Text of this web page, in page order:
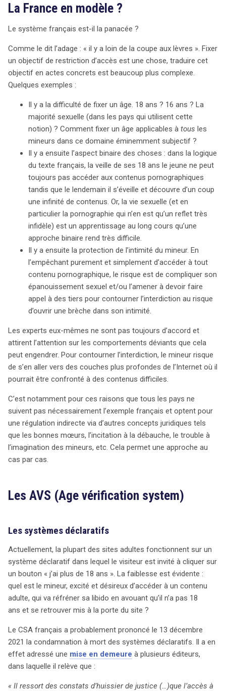
La France en modèle ?
Le système français est-il la panacée ?
Comme le dit l’adage : « il y a loin de la coupe aux lèvres ». Fixer
un objectif de restriction d’accès est une chose, traduire cet
objectif en actes concrets est beaucoup plus complexe.
Quelques exemples :
Il y a la difficulté de fixer un âge. 18 ans ? 16 ans ? La
majorité sexuelle (dans les pays qui utilisent cette
notion) ? Comment fixer un âge applicables à tous les
mineurs dans ce domaine éminemment subjectif ?
Il y a ensuite l’aspect binaire des choses : dans la logique
du texte français, la veille de ses 18 ans le jeune ne peut
toujours pas accéder aux contenus pornographiques
tandis que le lendemain il s’éveille et découvre d’un coup
une infinité de contenus. Or, la vie sexuelle (et en
particulier la pornographie qui n’en est qu’un reflet très
infidèle) est un apprentissage au long cours qu’une
approche binaire rend très difficile.
Il y a ensuite la protection de l’intimité du mineur. En
l’empêchant purement et simplement d’accéder à tout
contenu pornographique, le risque est de compliquer son
épanouissement sexuel et/ou l’amener à devoir faire
appel à des tiers pour contourner l’interdiction au risque
d’ouvrir une brèche dans son intimité.
Les experts eux-mêmes ne sont pas toujours d’accord et
attirent l’attention sur les comportements déviants que cela
peut engendrer. Pour contourner l’interdiction, le mineur risque
de s’en aller vers des couches plus profondes de l’Internet où il
pourrait être confronté à des contenus difficiles.
C’est notamment pour ces raisons que tous les pays ne
suivent pas nécessairement l’exemple français et optent pour
une régulation indirecte via d’autres concepts juridiques tels
que les bonnes mœurs, l’incitation à la débauche, le trouble à
l’imagination des mineurs, etc. Cela permet une approche au
cas par cas.
Les AVS (Age vérification system)
Les systèmes déclaratifs
Actuellement, la plupart des sites adultes fonctionnent sur un
système déclaratif dans lequel le visiteur est invité à cliquer sur
un bouton « j’ai plus de 18 ans ». La faiblesse est évidente :
quel est le mineur, excité et désireux d’accéder à un contenu
adulte, qui va réfréner sa libido en avouant qu’il n’a pas 18
ans et se retrouver mis à la porte du site ?
Le CSA français a probablement prononcé le 13 décembre
2021 la condamnation à mort des systèmes déclaratifs. Il a en
effet adressé une mise en demeure à plusieurs éditeurs,
dans laquelle il relève que :
« Il ressort des constats d’huissier de justice (…)que l’accès à